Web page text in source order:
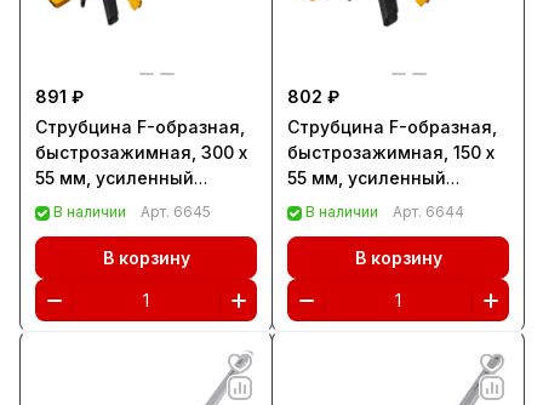
891 ₽
Струбцина F-образная,
быстрозажимная, 300 х
55 мм, усиленный
нейлоновый корпус
В наличии Арт. 6645
В корзину
802 ₽
Струбцина F-образная,
быстрозажимная, 150 х
55 мм, усиленный
нейлоновый корпус
В наличии Арт. 6644
В корзину